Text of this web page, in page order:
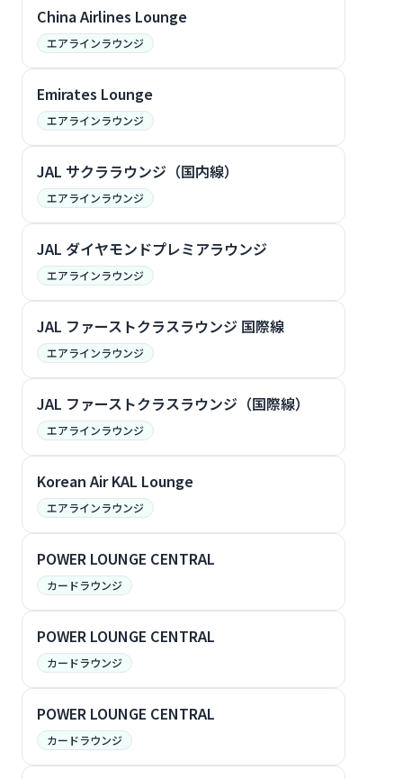
China Airlines Lounge
エアラインラウンジ
Emirates Lounge
エアラインラウンジ
JAL サクララウンジ（国内線）
エアラインラウンジ
JAL ダイヤモンドプレミアラウンジ
エアラインラウンジ
JAL ファーストクラスラウンジ 国際線
エアラインラウンジ
JAL ファーストクラスラウンジ（国際線）
エアラインラウンジ
Korean Air KAL Lounge
エアラインラウンジ
POWER LOUNGE CENTRAL
カードラウンジ
POWER LOUNGE CENTRAL
カードラウンジ
POWER LOUNGE CENTRAL
カードラウンジ